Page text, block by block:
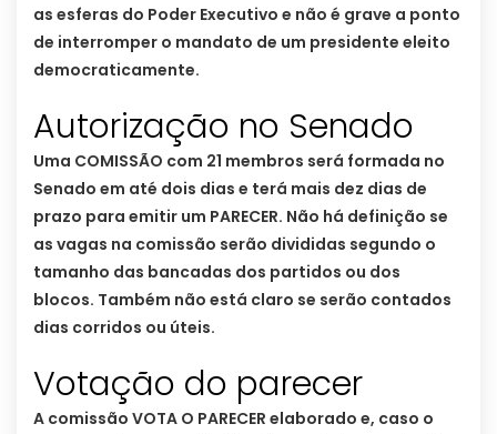
as esferas do Poder Executivo e não é grave a ponto
de interromper o mandato de um presidente eleito
democraticamente.
Autorização no Senado
Uma COMISSÃO com 21 membros será formada no
Senado em até dois dias e terá mais dez dias de
prazo para emitir um PARECER. Não há definição se
as vagas na comissão serão divididas segundo o
tamanho das bancadas dos partidos ou dos
blocos. Também não está claro se serão contados
dias corridos ou úteis.
Votação do parecer
A comissão VOTA O PARECER elaborado e, caso o